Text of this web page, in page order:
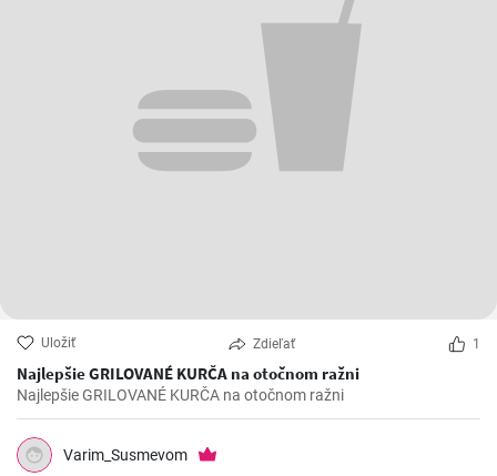
Uložiť Zdieľať 1
Najlepšie GRILOVANÉ KURČA na otočnom ražni
Najlepšie GRILOVANÉ KURČA na otočnom ražni
Varim_Susmevom